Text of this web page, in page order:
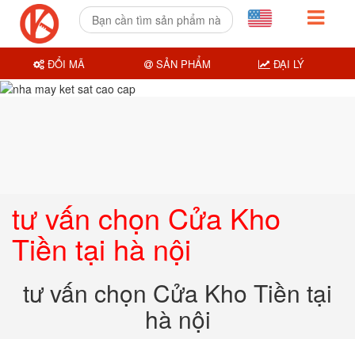
tư vấn chọn Cửa Kho
Tiền tại hà nội
tư vấn chọn Cửa Kho Tiền tại
hà nội
ĐỔI MÃ SẢN PHẨM ĐẠI LÝ